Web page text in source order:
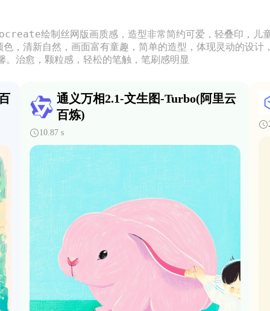
绘制丝网版画质感，造型非常简约可爱，轻叠印，儿
，清新自然，画面富有童趣，简单的造型，体现灵动的设计
治愈，颗粒感，轻松的笔触，笔刷感明显
通义万相2.1-文生图-Turbo(阿里云
百炼)
10.87 s